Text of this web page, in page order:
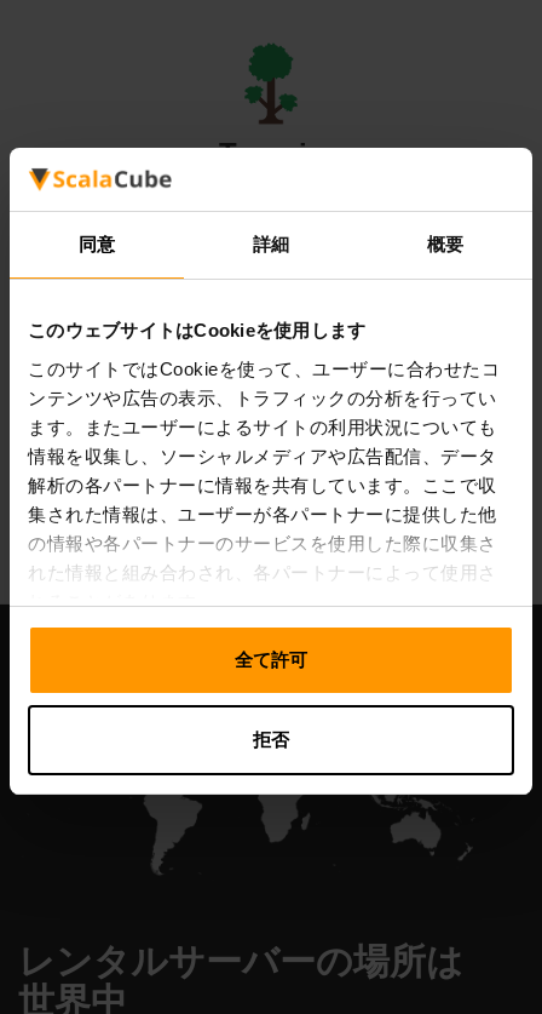
同意 詳細 概要
このウェブサイトはCookieを使用します
このサイトではCookieを使って、ユーザーに合わせたコ
ンテンツや広告の表示、トラフィックの分析を行ってい
ます。またユーザーによるサイトの利用状況についても
情報を収集し、ソーシャルメディアや広告配信、データ
解析の各パートナーに情報を共有しています。ここで収
集された情報は、ユーザーが各パートナーに提供した他
の情報や各パートナーのサービスを使用した際に収集さ
れた情報と組み合わされ、各パートナーによって使用さ
れることがあります。
全て許可
拒否
Terraria
サーバーホスティング
Valheim
サーバーホスティング
All Games
レンタルサーバーの場所は
世界中